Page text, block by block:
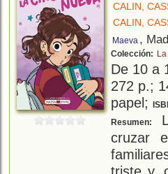
CALIN,
CALIN,
Maeva ,
Colección:
De 10 a
272 p.;
papel;
Resumen:
cruzar